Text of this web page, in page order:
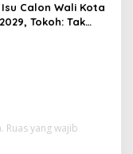
Calon Wali Kota
Tokoh: Tak
Ruas yang wajib